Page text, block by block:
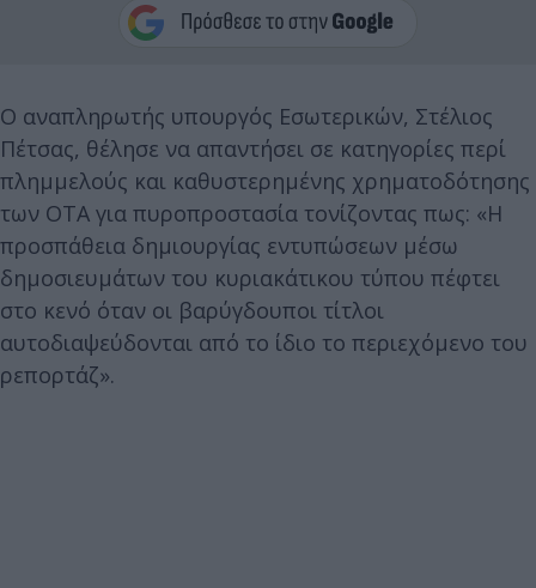
O αναπληρωτής υπουργός Εσωτερικών, Στέλιος
Πέτσας, θέλησε να απαντήσει σε κατηγορίες περί
πλημμελούς και καθυστερημένης χρηματοδότησης
των ΟΤΑ για πυροπροστασία τονίζοντας πως: «Η
προσπάθεια δημιουργίας εντυπώσεων μέσω
δημοσιευμάτων του κυριακάτικου τύπου πέφτει
στο κενό όταν οι βαρύγδουποι τίτλοι
αυτοδιαψεύδονται από το ίδιο το περιεχόμενο του
ρεπορτάζ».